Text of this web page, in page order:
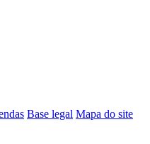
Base legal Mapa do site